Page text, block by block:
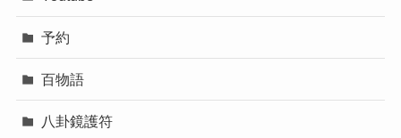
予約
百物語
八卦鏡護符